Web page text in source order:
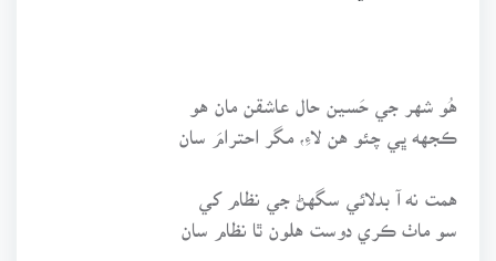
هُو شهر جي حَسين حال عاشقن مان هو
ڪجهه ڀي چئو هن لاءِ، مگر احترامَ سان
همت نه آ بدلائي سگهڻ جي نظام کي
سو ماٺ ڪري دوست هلون ٿا نظام سان